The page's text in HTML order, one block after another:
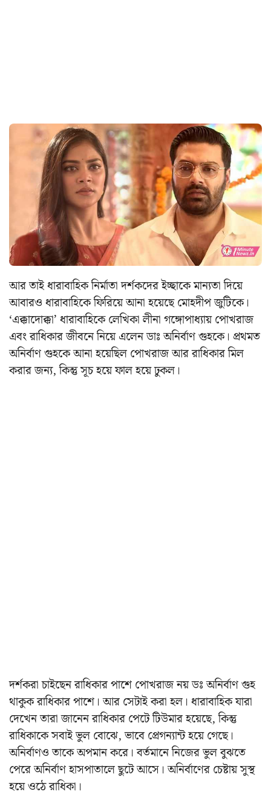
আর তাই ধারাবাহিক নির্মাতা দর্শকদের ইচ্ছাকে মান্যতা দিয়ে
আবারও ধারাবাহিকে ফিরিয়ে আনা হয়েছে মোহদীপ জুটিকে।
‘এক্কাদোক্কা’ ধারাবাহিকে লেখিকা লীনা গঙ্গোপাধ্যায় পোখরাজ
এবং রাধিকার জীবনে নিয়ে এলেন ডাঃ অনির্বাণ গুহকে। প্রথমত
অনির্বাণ গুহকে আনা হয়েছিল পোখরাজ আর রাধিকার মিল
করার জন্য, কিন্তু সূচ হয়ে ফাল হয়ে ঢুকল।
দর্শকরা চাইছেন রাধিকার পাশে পোখরাজ নয় ডঃ অনির্বাণ গুহ
থাকুক রাধিকার পাশে। আর সেটাই করা হল। ধারাবাহিক যারা
দেখেন তারা জানেন রাধিকার পেটে টিউমার হয়েছে, কিন্তু
রাধিকাকে সবাই ভুল বোঝে, ভাবে প্রেগন্যান্ট হয়ে গেছে।
অনির্বাণও তাকে অপমান করে। বর্তমানে নিজের ভুল বুঝতে
পেরে অনির্বাণ হাসপাতালে ছুটে আসে। অনির্বাণের চেষ্টায় সুস্থ
হয়ে ওঠে রাধিকা।